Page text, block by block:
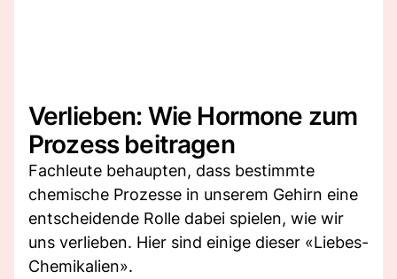
Verlieben: Wie Hormone zum
Prozess beitragen
Fachleute behaupten, dass bestimmte
chemische Prozesse in unserem Gehirn eine
entscheidende Rolle dabei spielen, wie wir
uns verlieben. Hier sind einige dieser «Liebes-
Chemikalien».